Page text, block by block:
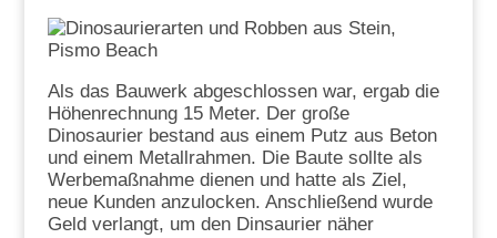
Als das Bauwerk abgeschlossen war, ergab die
Höhenrechnung 15 Meter. Der große
Dinosaurier bestand aus einem Putz aus Beton
und einem Metallrahmen. Die Baute sollte als
Werbemaßnahme dienen und hatte als Ziel,
neue Kunden anzulocken. Anschließend wurde
Geld verlangt, um den Dinsaurier näher